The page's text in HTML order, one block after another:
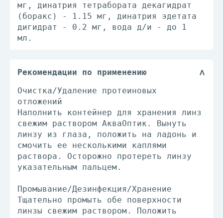
мг, динатрия тетрабората декагидрат
(боракс) - 1.15 мг, динатрия эдетата
дигидрат - 0.2 мг, вода д/и - до 1
мл.
Рекомендации по применению
Очистка/Удаление протеиновых
отложений
Наполнить контейнер для хранения линз
свежим раствором АкваОптик. Вынуть
линзу из глаза, положить на ладонь и
смочить ее несколькими каплями
раствора. Осторожно протереть линзу
указательным пальцем.
Промывание/Дезинфекция/Хранение
Тщательно промыть обе поверхности
линзы свежим раствором. Положить